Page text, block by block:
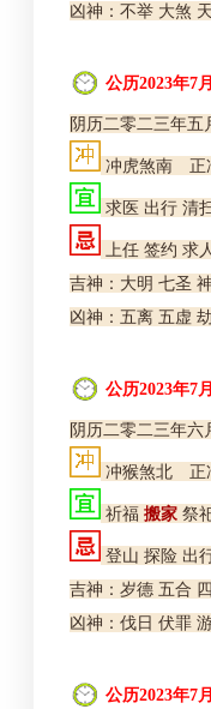
凶神：不举 大煞
公历2023年7
阴历二零二三年
冲虎煞南 正
求医 出行 清
上任 签约 求
吉神：大明 七圣
凶神：五离 五虚
公历2023年7
阴历二零二三年
冲猴煞北 正
祈福 搬家 祭
登山 探险 出
吉神：岁德 五合
凶神：伐日 伏罪
公历2023年7